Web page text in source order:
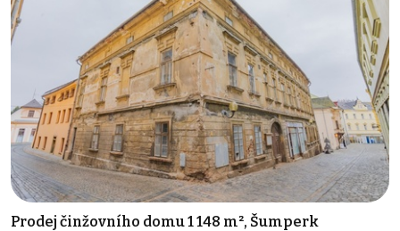
Prodej činžovního domu 1 148 m², Šumperk